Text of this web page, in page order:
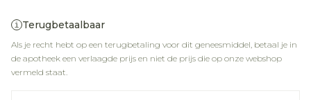
Terugbetaalbaar
Als je recht hebt op een terugbetaling voor dit geneesmiddel, betaal je in
de apotheek een verlaagde prijs en niet de prijs die op onze webshop
vermeld staat.